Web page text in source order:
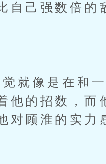
自己强数倍的
就像是在和一
他的招数，而
对顾淮的实力